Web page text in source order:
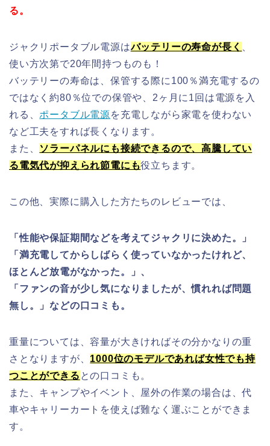
る。
ジャクリポータブル電源はバッテリーの寿命が長く
使い方次第で20年間持つものも！
バッテリーの寿命は、保管する際に100％満充電するの
ではなく約80％位での保管や、2ヶ月に1回は電源を入
れる、 ポータブル電源を充電しながら家電を使わない
など工夫をすれば長くなります。
また、 ソラーパネルにも接続できるので、高騰してい
る電気代が抑えられ節電にも役立ちます。
この他、実際に購入した方たちのレビューでは、
「性能や保証期間などを考えてジャクリに決めた。」
「満充電してからしばらく使っていなかったけれど、
ほとんど放電がなかった。」、
「ファンの音が少し気になりましたが、慣れれば問題
無し。」などの口コミも。
重量については、容量が大きければその分かなりの重
さとなりますが、 1000位のモデルであれば女性でも持
つことができる との口コミも。
また、キャンプやイベント、屋外の作業の場合は、代
車やキャリーカートを使えば難なく運ぶことができま
す。